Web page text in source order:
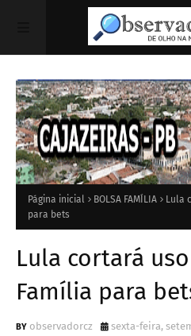
Página inicial BOLSA FAMÍLIA
Lula
para bets
Lula cortará
Família para
observadorcz sexta-feira,